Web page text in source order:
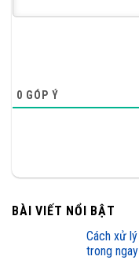
0 GÓP Ý
BÀI VIẾT NỔI BẬT
cách xử lý nước hồ bơi bị đục đơn giản – nước
trong ngay